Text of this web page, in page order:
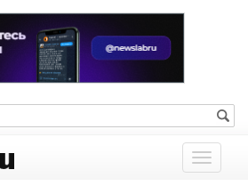
Показать
меню